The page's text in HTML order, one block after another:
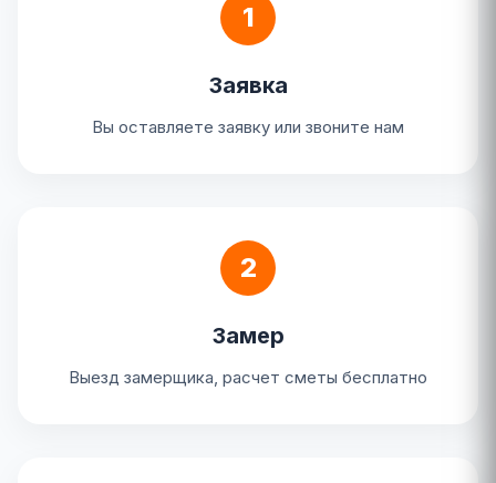
1
Заявка
Вы оставляете заявку или звоните нам
2
Замер
Выезд замерщика, расчет сметы бесплатно